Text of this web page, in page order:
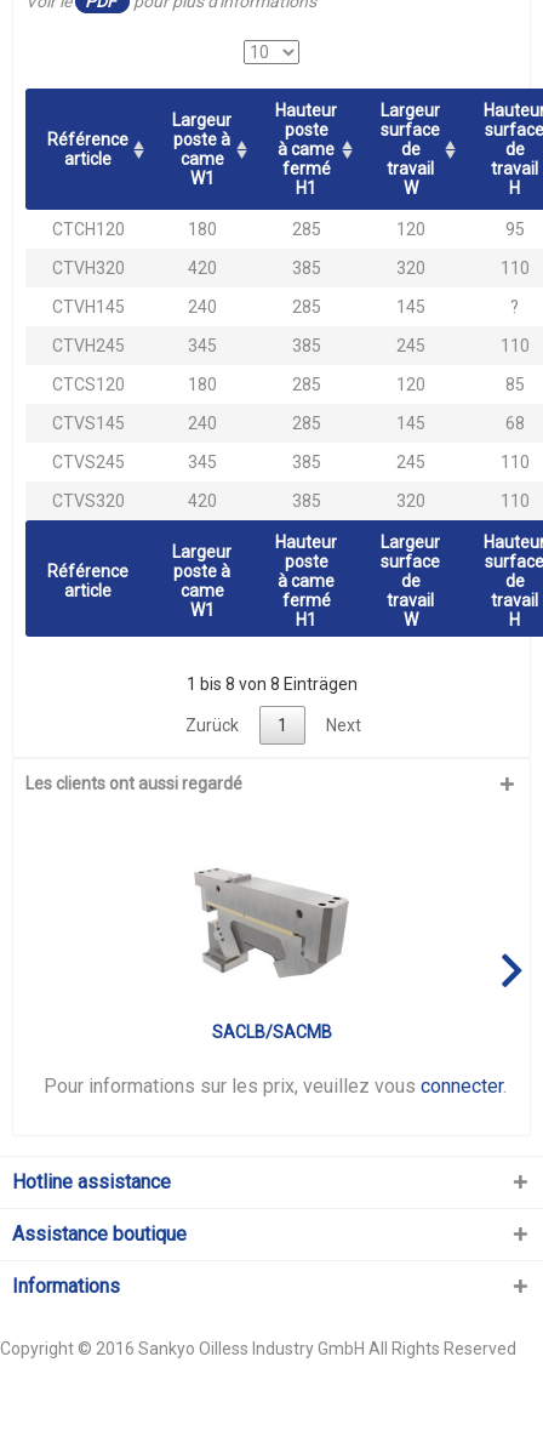
Référence
article
Largeur
poste à
came
W1
Hauteur
poste
à came
fermé
H1
Largeur
surface
de
travail
W
surface
de
travail
H
CTCH120 180 285 120
95
CTVH320
420 385 320
110
CTVH145
240 285 145
?
CTVH245
345 385 245
110
CTCS120
180 285 120
85
CTVS145
240 285 145
68
CTVS245
345 385 245
110
CTVS320
420 385 320 110
Référence
article
Largeur
poste à
came
W1
Hauteur
poste
à came
fermé
H1
Largeur
surface
de
travail
W
surface
de
travail
H
1 bis 8 von 8 Einträgen
Zurück 1 Next
Les clients ont aussi regardé
SACLB/SACMB
Pour informations sur les prix, veuillez vous connecter.
Hotline assistance
Assistance boutique
Informations
Copyright © 2016 Sankyo Oilless Industry GmbH All Rights Reserved